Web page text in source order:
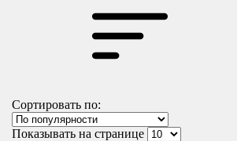
Сортировать по:
Показывать на странице